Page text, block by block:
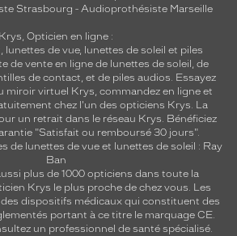
Strasbourg - Audioprothésiste Marseille
Krys, Opticien en ligne :
, lunettes de vue, lunettes de soleil et piles
de vente en ligne de lunettes de soleil, de
de contact, et de piles audios. Essayez
miroir virtuel Krys, commandez en ligne et
chez l'un des opticiens Krys. La
un retrait dans le réseau Krys. Bénéficiez
"Satisfait ou remboursé 30 jours".
de lunettes de vue et lunettes de soleil : Ray
Ban
plus de 1000 opticiens dans toute la
Krys le plus proche de chez vous. Les
dispositifs médicaux qui constituent des
portant à ce titre le marquage CE.
un professionnel de santé spécialisé.